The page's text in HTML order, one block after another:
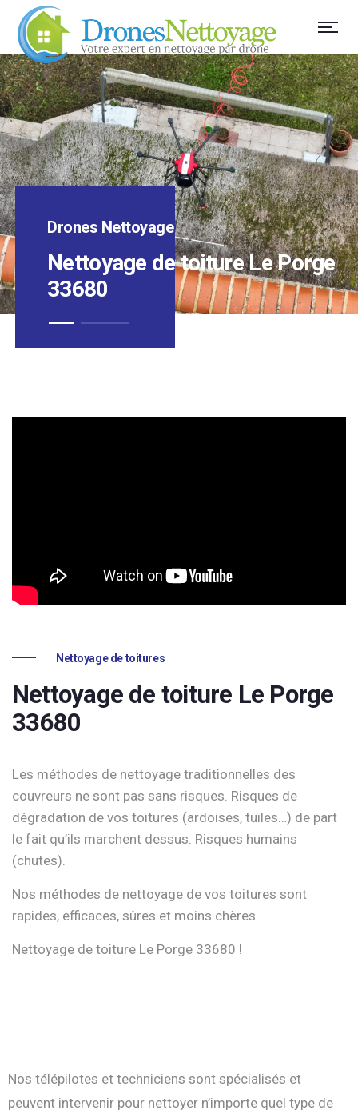
Drones Nettoyage
Nettoyage de toiture Le Porge
33680
Nettoyage de toitures
Nettoyage de toiture Le Porge
33680
Les méthodes de nettoyage traditionnelles des
couvreurs ne sont pas sans risques. Risques de
dégradation de vos toitures (ardoises, tuiles…) de part
le fait qu’ils marchent dessus. Risques humains
(chutes).
Nos méthodes de nettoyage de vos toitures sont
rapides, efficaces, sûres et moins chères.
Nettoyage de toiture Le Porge 33680 !
Nos télépilotes et techniciens sont spécialisés et
peuvent intervenir pour nettoyer n’importe quel type de